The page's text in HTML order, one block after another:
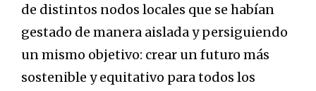
de distintos nodos locales que se habían
gestado de manera aislada y persiguiendo
un mismo objetivo: crear un futuro más
sostenible y equitativo para todos los